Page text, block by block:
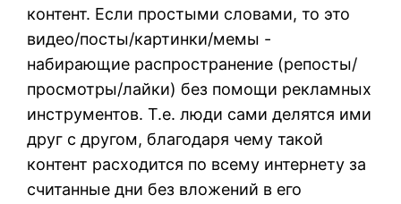
контент. Если простыми словами, то это
видео/посты/картинки/мемы -
набирающие распространение (репосты/
просмотры/лайки) без помощи рекламных
инструментов. Т.е. люди сами делятся ими
друг с другом, благодаря чему такой
контент расходится по всему интернету за
считанные дни без вложений в его